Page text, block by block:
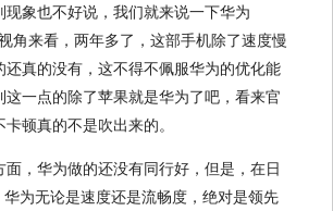
现象也不好说，我们就来说一下华为
角来看，两年多了，这部手机除了速度慢
还真的没有，这不得不佩服华为的优化能
这一点的除了苹果就是华为了吧，看来官
顿真的不是吹出来的。
面，华为做的还没有同行好，但是，在日
华为无论是速度还是流畅度，绝对是领先